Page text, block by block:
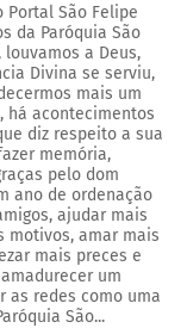
São Felipe
da Paróquia São
louvamos a Deus,
Divina se serviu,
mais um
há acontecimentos
diz respeito a sua
memória,
pelo dom
ano de ordenação
ajudar mais
motivos, amar mais
mais preces e
um
as redes como uma
São...